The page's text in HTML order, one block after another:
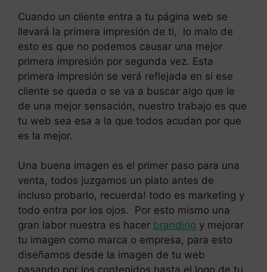
Cuando un cliente entra a tu página web se
llevará la primera impresión de ti, lo malo de
esto es que no podemos causar una mejor
primera impresión por segunda vez. Esta
primera impresión se verá reflejada en si ese
cliente se queda o se va a buscar algo que le
de una mejor sensación, nuestro trabajo es que
tu web sea esa a la que todos acudan por que
es la mejor.
Una buena imagen es el primer paso para una
venta, todos juzgamos un plato antes de
incluso probarlo, recuerda! todo es marketing y
todo entra por los ojos. Por esto mismo una
gran labor nuestra es hacer branding y mejorar
tu imagen como marca o empresa, para esto
diseñamos desde la imagen de tu web